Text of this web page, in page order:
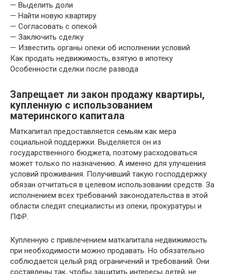
— Выделить доли
— Найти новую квартиру
— Согласовать с опекой
— Заключить сделку
— Известить органы опеки об исполнении условий
Как продать недвижимость, взятую в ипотеку
Особенности сделки после развода
Запрещает ли закон продажу квартиры,
купленную с использованием
материнского капитала
Маткапитал предоставляется семьям как мера
социальной поддержки. Выделяется он из
государственного бюджета, поэтому расходоваться
может только по назначению. А именно для улучшения
условий проживания. Получивший такую господдержку
обязан отчитаться в целевом использовании средств. За
исполнением всех требований законодательства в этой
области следят специалисты из опеки, прокуратуры и
ПФР.
Купленную с привлечением маткапитала недвижимость
при необходимости можно продавать. Но обязательно
соблюдается целый ряд ограничений и требований. Они
составлены так, чтобы защитить интересы детей, не